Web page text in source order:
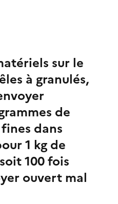
sur le
à granulés,
de
dans
1 kg de
100 fois
ouvert mal